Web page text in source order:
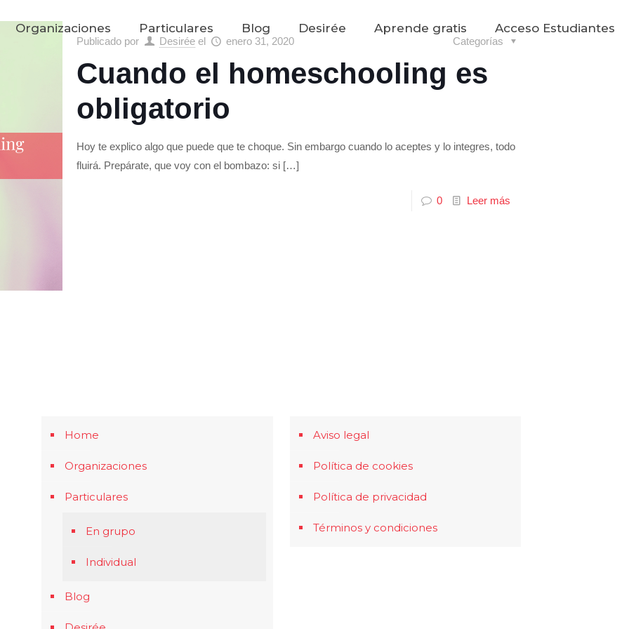
Organizaciones Particulares Blog Desirée Aprende gratis Acceso Estudiantes
Publicado por Desirée el enero 31, 2020 Categorías
Cuando el homeschooling es
obligatorio
Hoy te explico algo que puede que te choque. Sin embargo cuando lo aceptes y lo integres, todo
fluirá. Prepárate, que voy con el bombazo: si […]
0 Leer más
Home
Organizaciones
Particulares
En grupo
Individual
Blog
Aviso legal
Política de cookies
Política de privacidad
Términos y condiciones